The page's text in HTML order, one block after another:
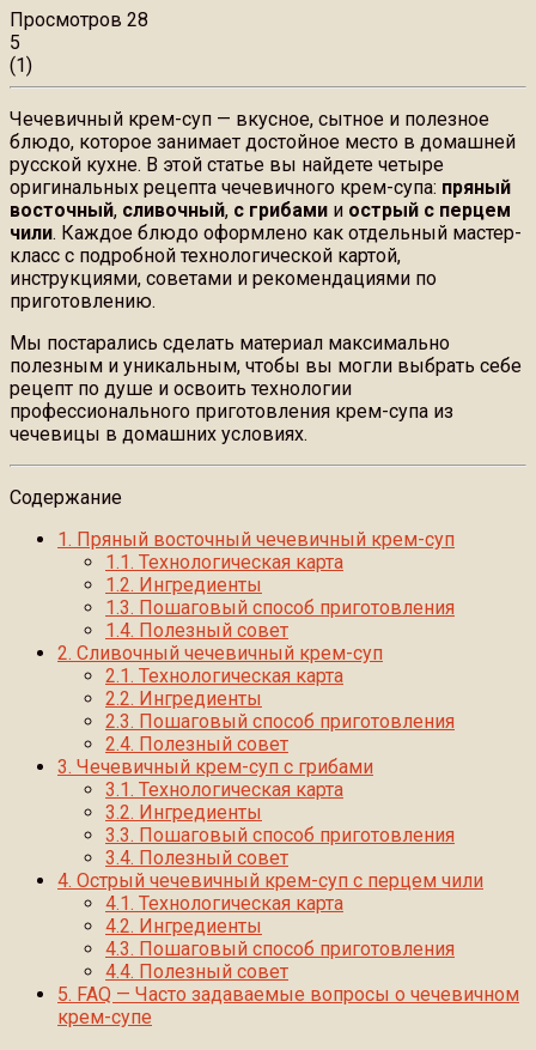
Просмотров 28
5
(1)
Чечевичный крем-суп — вкусное, сытное и полезное
блюдо, которое занимает достойное место в домашней
русской кухне. В этой статье вы найдете четыре
оригинальных рецепта чечевичного крем-супа: пряный
восточный, сливочный, с грибами и острый с перцем
чили. Каждое блюдо оформлено как отдельный мастер-
класс с подробной технологической картой,
инструкциями, советами и рекомендациями по
приготовлению.
Мы постарались сделать материал максимально
полезным и уникальным, чтобы вы могли выбрать себе
рецепт по душе и освоить технологии
профессионального приготовления крем-супа из
чечевицы в домашних условиях.
Содержание
1. Пряный восточный чечевичный крем-суп
1.1. Технологическая карта
1.2. Ингредиенты
1.3. Пошаговый способ приготовления
1.4. Полезный совет
2. Сливочный чечевичный крем-суп
2.1. Технологическая карта
2.2. Ингредиенты
2.3. Пошаговый способ приготовления
2.4. Полезный совет
3. Чечевичный крем-суп с грибами
3.1. Технологическая карта
3.2. Ингредиенты
3.3. Пошаговый способ приготовления
3.4. Полезный совет
4. Острый чечевичный крем-суп с перцем чили
4.1. Технологическая карта
4.2. Ингредиенты
4.3. Пошаговый способ приготовления
4.4. Полезный совет
5. FAQ — Часто задаваемые вопросы о чечевичном
крем-супе